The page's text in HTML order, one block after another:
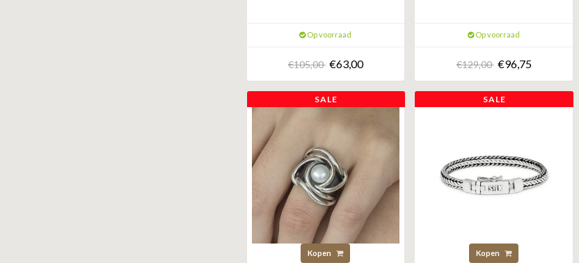
Op voorraad
€105,00 €63,00
Op voorraad
€129,00 €96,75
SALE
Kopen
SALE
Kopen